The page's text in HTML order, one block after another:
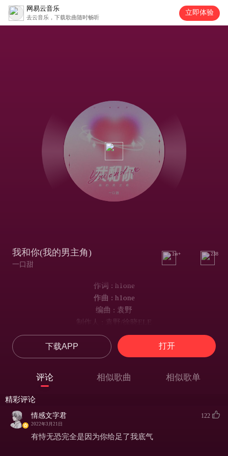
网易云音乐
去云音乐，下载歌曲随时畅听
立即体验
我和你(我的男主角)
一口甜
1w+ 238
作词 : h1one
作曲 : h1one
编曲 : 袁野
制作人 : 袁野/徐晓ELE
世界再美丽不如你和我的家
你像花一样绽放 让我无所谓其他
旖旎的风光忘了
跳爱情的恰恰
你的神情让我
下载APP 打开
评论 相似歌曲 相似歌单
精彩评论
情感文字君
2022年3月21日
122
有恃无恐完全是因为你给足了我底气